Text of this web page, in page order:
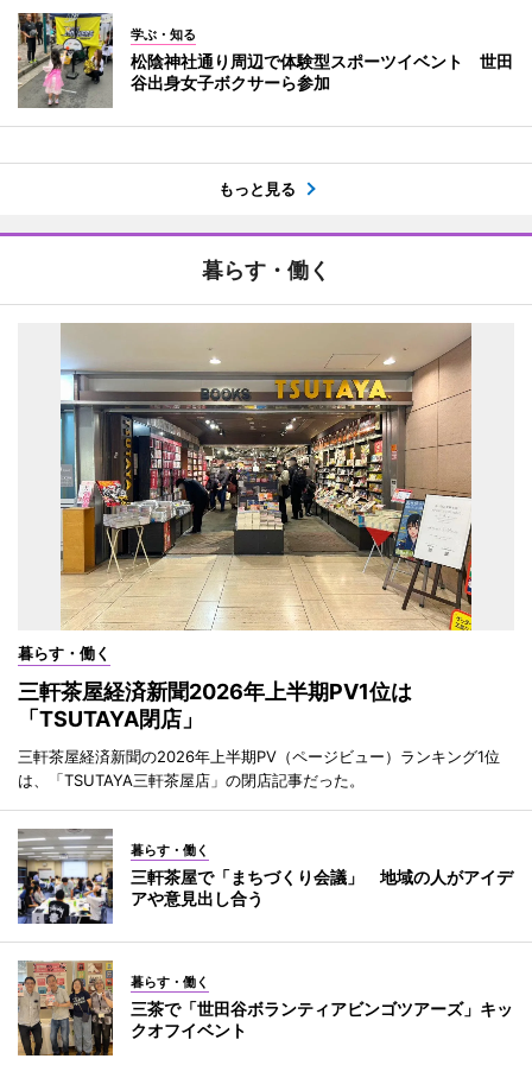
学ぶ・知る
松陰神社通り周辺で体験型スポーツイベント 世田
谷出身女子ボクサーら参加
もっと見る
暮らす・働く
暮らす・働く
三軒茶屋経済新聞2026年上半期PV1位は
「TSUTAYA閉店」
三軒茶屋経済新聞の2026年上半期PV（ページビュー）ランキング1位
は、「TSUTAYA三軒茶屋店」の閉店記事だった。
暮らす・働く
三軒茶屋で「まちづくり会議」 地域の人がアイデ
アや意見出し合う
暮らす・働く
三茶で「世田谷ボランティアビンゴツアーズ」キッ
クオフイベント